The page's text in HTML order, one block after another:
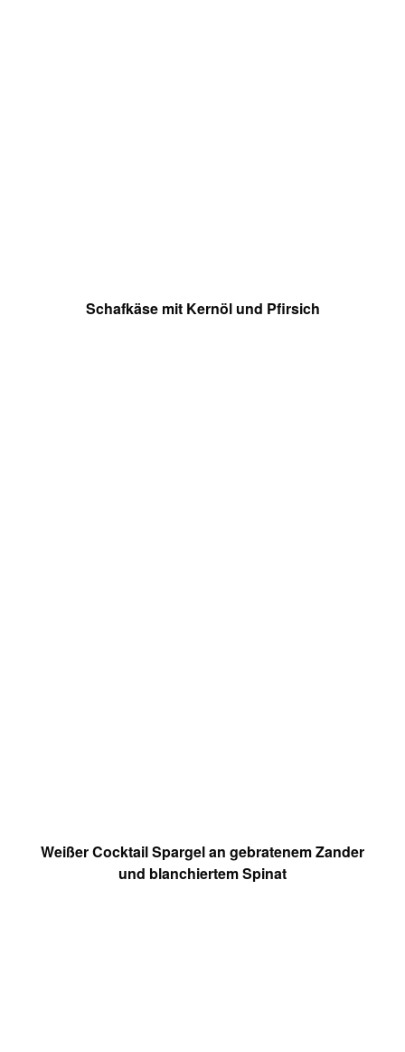
Schafkäse mit Kernöl und Pfirsich
Weißer Cocktail Spargel an gebratenem Zander
und blanchiertem Spinat